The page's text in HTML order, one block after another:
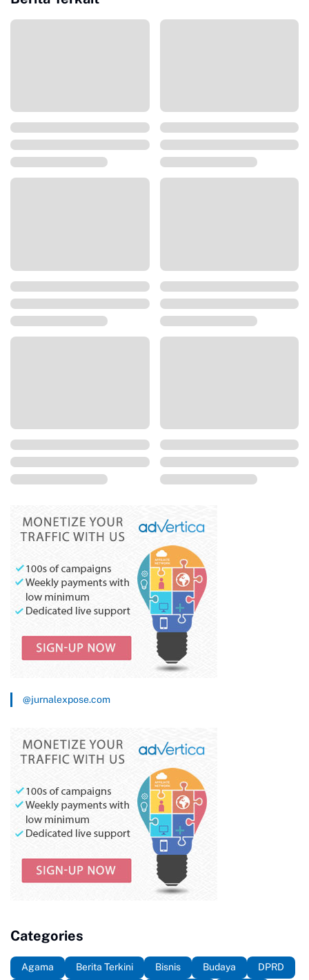
@jurnalexpose.com
Categories
Agama Berita Terkini Bisnis Budaya
DPRD